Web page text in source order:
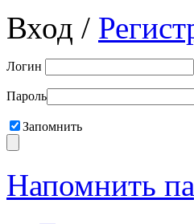
Вход /
Логин
Пароль
Запомнить
Напомнить